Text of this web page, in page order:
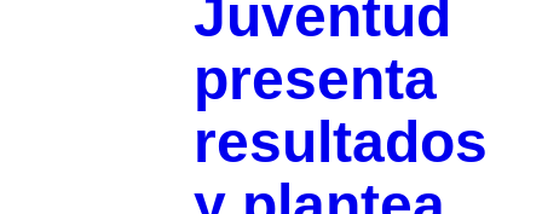
Juventud
presenta
resultados